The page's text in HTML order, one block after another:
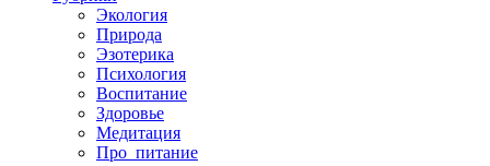
Экология
Природа
Эзотерика
Психология
Воспитание
Здоровье
Медитация
Про_питание